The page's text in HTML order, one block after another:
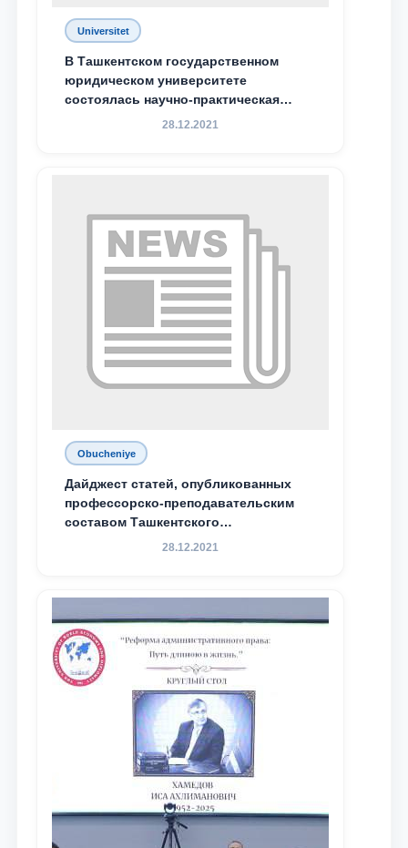
Почта
отправить
Universitet
В Ташкентском государственном
юридическом университете
состоялась научно-практическая
конференция магистрантов
28.12.2021
Obucheniye
Дайджест статей, опубликованных
профессорско-преподавательским
составом Ташкентского
государственного юридического
доведения до международного
сообщества результатов реформ и
исследований в сфере
противодействия коррупции
28.12.2021